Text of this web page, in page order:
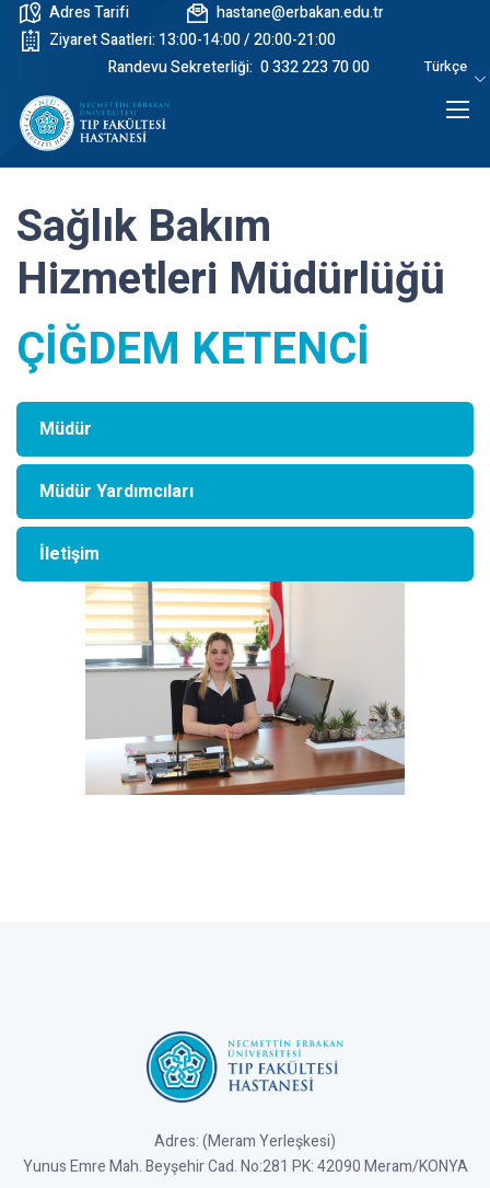
Adres Tarifi
hastane@erbakan.edu.tr
Ziyaret Saatleri: 13:00-14:00 / 20:00-21:00
Randevu Sekreterliği: 0 332 223 70 00 Türkçe
Sağlık Bakım
Hizmetleri Müdürlüğü
ÇİĞDEM KETENCİ
Müdür
Müdür Yardımcıları
İletişim
Adres: (Meram Yerleşkesi)
Yunus Emre Mah. Beyşehir Cad. No:281 PK: 42090 Meram/KONYA